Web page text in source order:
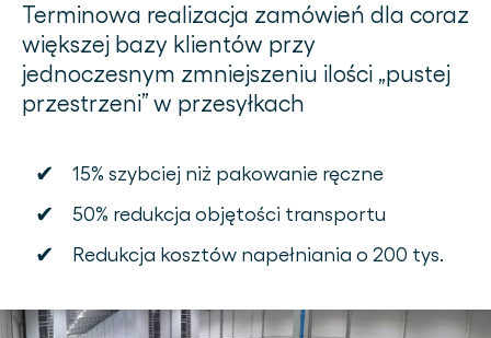
Terminowa realizacja zamówień dla coraz
większej bazy klientów przy
jednoczesnym zmniejszeniu ilości „pustej
przestrzeni” w przesyłkach
✔ 15% szybciej niż pakowanie ręczne
✔ 50% redukcja objętości transportu
✔ Redukcja kosztów napełniania o 200 tys.